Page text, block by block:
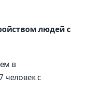
людей с
в
человек с